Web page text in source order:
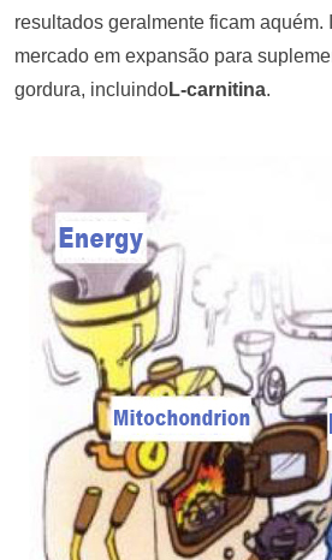
resultados geralmente ficam aquém.
mercado em expansão para
gordura, incluindoL-carnitina.